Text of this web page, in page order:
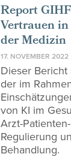
Report
Vertrauen
der Medizin
17. NOVEMBER 2022
Dieser Bericht
der im
von KI im
Arzt-
Regulierung
Behandlung.